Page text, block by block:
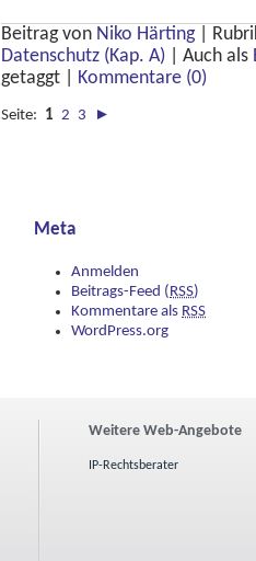
Beitrag von Niko Härting
Datenschutz (Kap. A)
Auch als
getaggt
Kommentare (0)
Seite: 1 2 3 ►
Meta
Anmelden
Beitrags-Feed (RSS)
Kommentare als RSS
WordPress.org
Weitere Web-Angebote
IP-Rechtsberater